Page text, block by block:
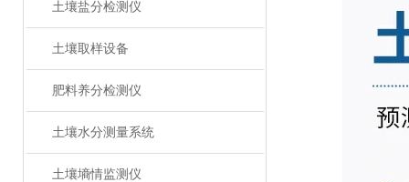
土壤盐分检测仪
土壤取样设备
肥料养分检测仪
土壤水分测量系统
土壤墒情监测仪